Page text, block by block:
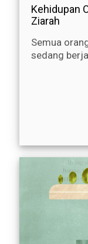
Kehidupan
Ziarah
Semua
sedang